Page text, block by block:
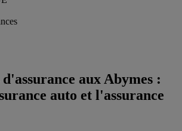
aux Abymes :
auto et l'assurance